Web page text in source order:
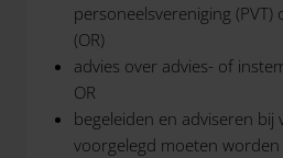
personeelsvereniging
(OR)
advies over advies- of
OR
begeleiden en adviseren bij
voorgelegd moeten worden